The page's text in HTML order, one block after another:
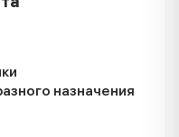
назначения